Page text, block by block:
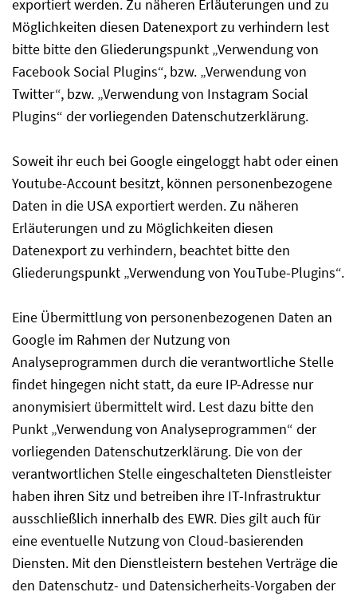
exportiert werden. Zu näheren Erläuterungen und zu
Möglichkeiten diesen Datenexport zu verhindern lest
bitte bitte den Gliederungspunkt „Verwendung von
Facebook Social Plugins“, bzw. „Verwendung von
Twitter“, bzw. „Verwendung von Instagram Social
Plugins“ der vorliegenden Datenschutzerklärung.
Soweit ihr euch bei Google eingeloggt habt oder einen
Youtube-Account besitzt, können personenbezogene
Daten in die USA exportiert werden. Zu näheren
Erläuterungen und zu Möglichkeiten diesen
Datenexport zu verhindern, beachtet bitte den
Gliederungspunkt „Verwendung von YouTube-Plugins“.
Eine Übermittlung von personenbezogenen Daten an
Google im Rahmen der Nutzung von
Analyseprogrammen durch die verantwortliche Stelle
findet hingegen nicht statt, da eure IP-Adresse nur
anonymisiert übermittelt wird. Lest dazu bitte den
Punkt „Verwendung von Analyseprogrammen“ der
vorliegenden Datenschutzerklärung. Die von der
verantwortlichen Stelle eingeschalteten Dienstleister
haben ihren Sitz und betreiben ihre IT-Infrastruktur
ausschließlich innerhalb des EWR. Dies gilt auch für
eine eventuelle Nutzung von Cloud-basierenden
Diensten. Mit den Dienstleistern bestehen Verträge die
den Datenschutz- und Datensicherheits-Vorgaben der